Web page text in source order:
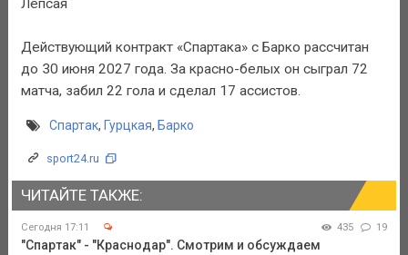
Лепсая
Действующий контракт «Спартака» с Барко рассчитан
до 30 июня 2027 года. За красно-белых он сыграл 72
матча, забил 22 гола и сделал 17 ассистов.
Спартак, Гурцкая, Барко
sport24.ru
ЧИТАЙТЕ ТАКЖЕ:
Сегодня 17:11 435 19
"Спартак" - "Краснодар". Смотрим и обсуждаем